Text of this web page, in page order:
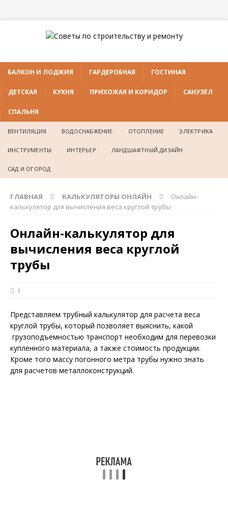
БАЛКОН И ЛОДЖИЯ ГАРДЕРОБНАЯ ГОСТИНАЯ
ДЕТСКАЯ КУХНЯ ПРИХОЖАЯ И КОРИДОР САНУЗЕЛ
СПАЛЬНЯ
ВЕНТИЛЯЦИЯ ВОДОСНАБЖЕНИЕ ОТОПЛЕНИЕ ЭЛЕКТРИКА
ИНСТРУМЕНТЫ ИНТЕРЬЕР ЛАНДШАФТНЫЙ ДИЗАЙН
САД И ОГОРОД
ГЛАВНАЯ КАЛЬКУЛЯТОРЫ ОНЛАЙН
Онлайн-
калькулятор для вычисления веса круглой трубы
Онлайн-калькулятор для
вычисления веса круглой
трубы
1
Представляем трубный калькулятор для расчета веса
круглой трубы, который позволяет выяснить, какой
грузоподъемностью транспорт необходим для перевозки
купленного материала, а также стоимость продукции.
Кроме того массу погонного метра трубы нужно знать
для расчетов металлоконструкций.